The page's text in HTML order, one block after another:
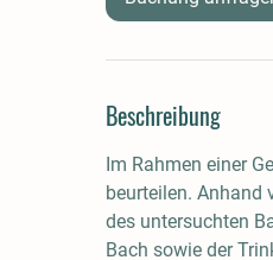
Beschreibung
Im Rahmen einer
beurteilen. Anhand
des untersuchten
Bach sowie der